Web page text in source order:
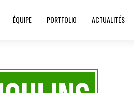
ÉQUIPE PORTFOLIO ACTUALITÉS